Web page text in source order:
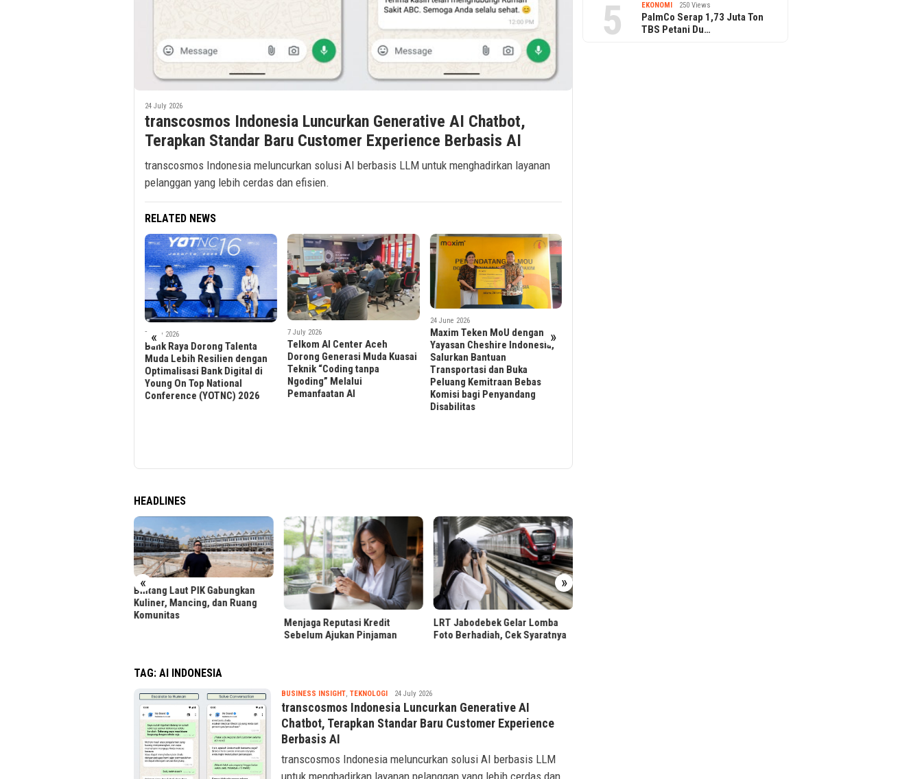
24 July 2026
transcosmos Indonesia Luncurkan Generative AI Chatbot,
Terapkan Standar Baru Customer Experience Berbasis AI
transcosmos Indonesia meluncurkan solusi AI berbasis LLM untuk menghadirkan layanan
pelanggan yang lebih cerdas dan efisien.
RELATED NEWS
« »
7 July 2026
Telkom AI Center Aceh
Dorong Generasi Muda Kuasai
Teknik “Coding tanpa
Ngoding” Melalui
Pemanfaatan AI
24 June 2026
Maxim Teken MoU dengan
Yayasan Cheshire Indonesia,
Salurkan Bantuan
Transportasi dan Buka
Peluang Kemitraan Bebas
Komisi bagi Penyandang
2 June 2026
TMT Finance APAC 2026:
Lintasarta Dorong Investasi
Infrastruktur AI untuk
Indonesia
HEADLINES
« »
Menjaga Reputasi Kredit
LRT Jabodebek Gelar Lomba
Foto Berhadiah, Cek Syaratnya
Presiden Prabowo Tinjau
Hilirisasi Bioetanol PTPN I di
BUSINESS INSIGHT, TEKNOLOGITsaqif
Ridwan
24 July 2026
transcosmos Indonesia Luncurkan Generative AI
Chatbot, Terapkan Standar Baru Customer Experience
transcosmos Indonesia meluncurkan solusi AI berbasis LLM
5 EKONOMI 250 Views
PalmCo Serap 1,73 Juta Ton
TBS Petani Du…